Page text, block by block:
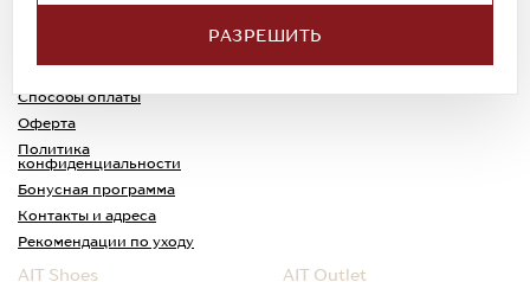
РАЗРЕШИТЬ
Доставка
Способы оплаты
Оферта
Политика
конфиденциальности
Обмен и возврат
Каспи-Ред
Бонусная программа
Контакты и адреса
Рекомендации по уходу
AIT Shoes AIT Outlet